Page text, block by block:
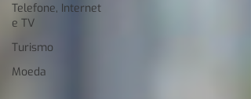
Telefone, Internet
e TV
Turismo
Moeda